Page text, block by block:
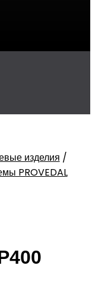
изделия /
PROVEDAL